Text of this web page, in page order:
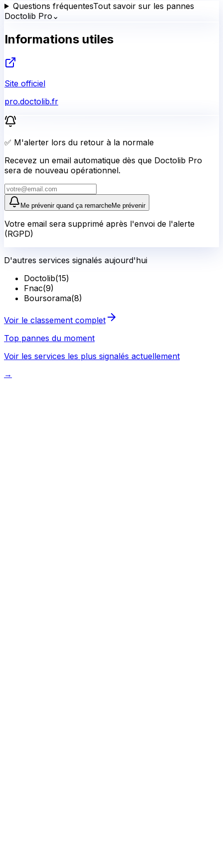
Questions fréquentesTout savoir sur les pannes
Doctolib Pro⌄
Informations utiles
Site officiel
pro.doctolib.fr
✅ M'alerter lors du retour à la normale
Recevez un email automatique dès que Doctolib Pro
sera de nouveau opérationnel.
Me prévenir quand ça remarcheMe prévenir
Votre email sera supprimé après l'envoi de l'alerte
(RGPD)
D'autres services signalés aujourd'hui
Doctolib(15)
Fnac(9)
Boursorama(8)
Voir le classement complet
Top pannes du moment
Voir les services les plus signalés actuellement
→